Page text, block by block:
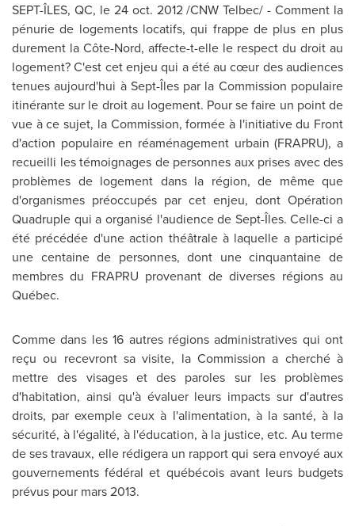
SEPT-ÎLES, QC, le 24 oct. 2012/CNW Telbec/ - Comment la
pénurie de logements locatifs, qui frappe de plus en plus
durement la Côte-Nord, affecte-t-elle le respect du droit au
logement? C'est cet enjeu qui a été au cœur des audiences
tenues aujourd'hui à Sept-Îles par la Commission populaire
itinérante sur le droit au logement. Pour se faire un point de
vue à ce sujet, la Commission, formée à l'initiative du Front
d'action populaire en réaménagement urbain (FRAPRU), a
recueilli les témoignages de personnes aux prises avec des
problèmes de logement dans la région, de même que
d'organismes préoccupés par cet enjeu, dont Opération
Quadruple qui a organisé l'audience de Sept-Îles. Celle-ci a
été précédée d'une action théâtrale à laquelle a participé
une centaine de personnes, dont une cinquantaine de
membres du FRAPRU provenant de diverses régions au
Québec.
Comme dans les 16 autres régions administratives qui ont
reçu ou recevront sa visite, la Commission a cherché à
mettre des visages et des paroles sur les problèmes
d'habitation, ainsi qu'à évaluer leurs impacts sur d'autres
droits, par exemple ceux à l'alimentation, à la santé, à la
sécurité, à l'égalité, à l'éducation, à la justice, etc. Au terme
de ses travaux, elle rédigera un rapport qui sera envoyé aux
gouvernements fédéral et québécois avant leurs budgets
prévus pour mars 2013.